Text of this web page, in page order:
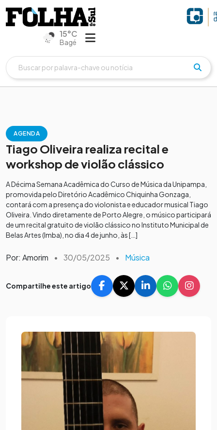
15°C
Bagé
AGENDA
Tiago Oliveira realiza recital e
workshop de violão clássico
A Décima Semana Acadêmica do Curso de Música da Unipampa,
promovida pelo Diretório Acadêmico Chiquinha Gonzaga,
contará com a presença do violonista e educador musical Tiago
Oliveira. Vindo diretamente de Porto Alegre, o músico participará
de um recital gratuito de violão clássico no Instituto Municipal de
Belas Artes (Imba), no dia 4 de junho, às […]
Por: Amorim • 30/05/2025 • Música
Compartilhe este artigo